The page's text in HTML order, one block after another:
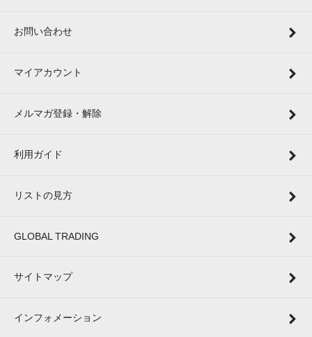
お問い合わせ
マイアカウント
メルマガ登録・解除
利用ガイド
リストの見方
GLOBAL TRADING
サイトマップ
インフォメーション